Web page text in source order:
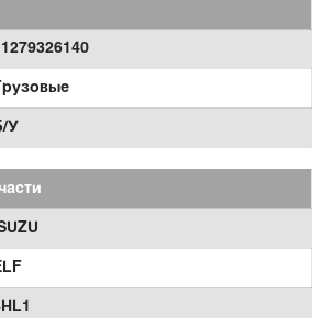
Грузовые
У